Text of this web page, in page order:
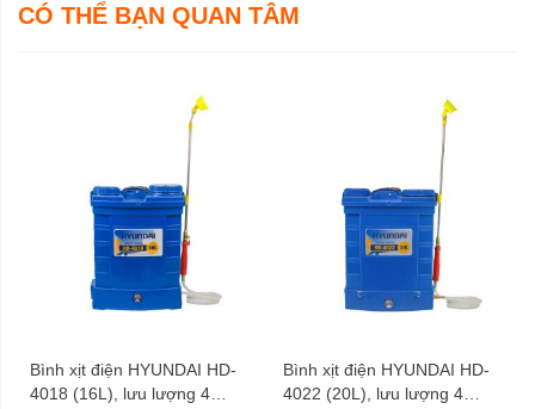
5 béc phun, linh hoạt sử dụng.
Với 5 béc phun cùng bộ bơm công suất cao,bình xịt điện
PA– 22A cho áp lực phun mạnh (80PSI), tốc độ phun
nhanh, hạt phun đều và xa. Đây cũng là thiết kế được
người dùng đánh giá cao nhờ tính linh hoạt, tiện lợi trong
CÓ THỂ BẠN QUAN TÂM
Bình xịt điện HYUNDAI HD-
4018 (16L), lưu lượng 4
Bình xịt điện HYUNDAI HD-
4022 (20L), lưu lượng 4